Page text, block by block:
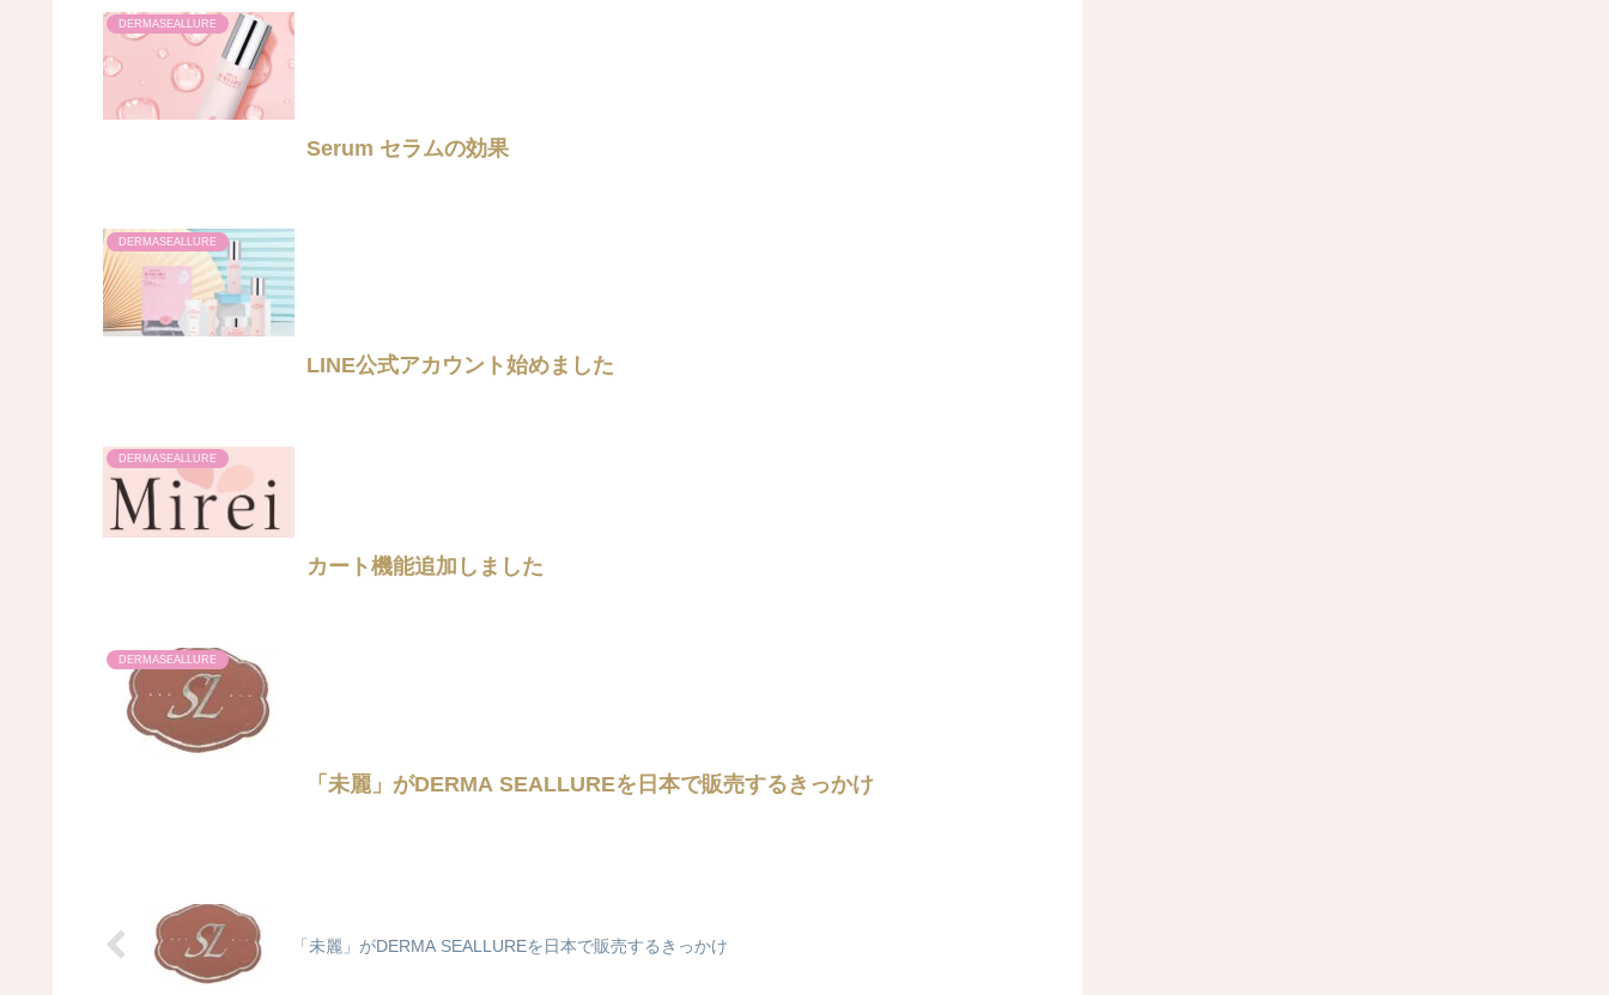
DERMASEALLURE
Serum セラムの効果
DERMASEALLURE
LINE公式アカウント始めました
DERMASEALLURE
カート機能追加しました
DERMASEALLURE
「未麗」がDERMA SEALLUREを日本で販売するきっかけ
「未麗」がDERMA SEALLUREを日本で販売するきっかけ